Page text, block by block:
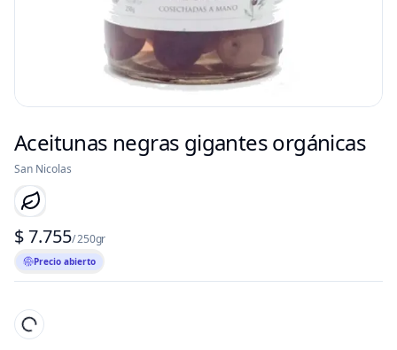
Aceitunas negras gigantes orgánicas
San Nicolas
$ 7.755/ 250gr
Precio abierto